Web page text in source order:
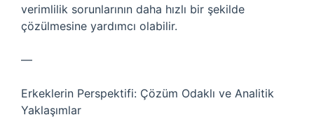
verimlilik sorunlarının daha hızlı bir şekilde
çözülmesine yardımcı olabilir.
—
Erkeklerin Perspektifi: Çözüm Odaklı ve Analitik
Yaklaşımlar